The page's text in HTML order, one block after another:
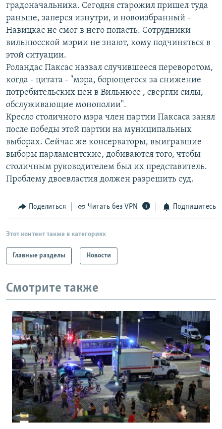
градоначальника. Сегодня старожил пришел туда
раньше, заперся изнутри, и новоизбранный -
Навицкас не смог в него попасть. Сотрудники
вильнюсской мэрии не знают, кому подчиняться в
этой ситуации.
Роландас Паксас назвал случившееся переворотом,
когда - цитата - "мэра, борющегося за снижение
потребительских цен в Вильнюсе , свергли силы,
обслуживающие монополии".
Кресло столичного мэра член партии Паксаса занял
после победы этой партии на муниципальных
выборах. Сейчас же консерваторы, выигравшие
выборы парламентские, добиваются того, чтобы
столичным руководителем был их представитель.
Проблему двоевластия должен разрешить суд.
Поделиться Читать без VPN Подпишитесь
Этот контент также в категориях
Главные разделы Новости
Смотрите также